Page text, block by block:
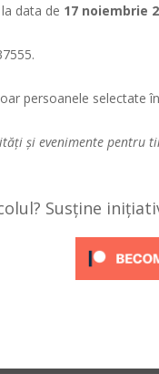
data de 17 noiembrie
persoanele selectate
și evenimente pentru
Susține